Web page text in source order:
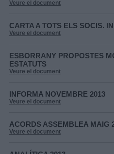
Veure el document
CARTA A TOTS ELS SOCIS.
Veure el document
ESBORRANY PROPOSTES
ESTATUTS
Veure el document
INFORMA NOVEMBRE 2013
Veure el document
ACORDS ASSEMBLEA MAIG
Veure el document